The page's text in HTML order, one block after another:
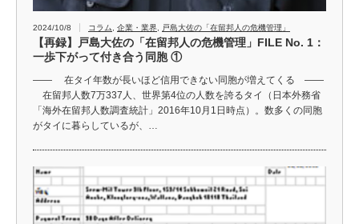
2024/10/8 コラム 企業・業界 戸島大佐の「在留邦人の危機管理」
【再録】戸島大佐の「在留邦人の危機管理」FILE No. 1：
一歩下がって付き合う同胞 ①
―― 在タイ年数が長いほど信用できない同胞が増えてくる ――
在留邦人数7万337人、世界第4位の人数を誇るタイ（日本外務省
「海外在留邦人数調査統計」2016年10月1日時点）。数多くの同胞
がタイに暮らしているが、…